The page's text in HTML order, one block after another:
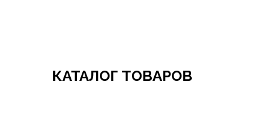
КАТАЛОГ ТОВАРОВ